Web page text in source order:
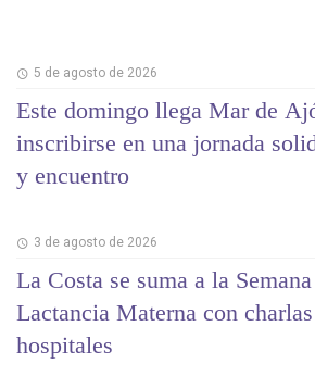
5 de agosto de 2026
Este domingo llega Mar de
inscribirse en una jornada
y encuentro
3 de agosto de 2026
La Costa se suma a la
Lactancia Materna con
hospitales